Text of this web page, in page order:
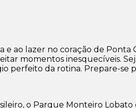
ao lazer no coração de Ponta
momentos inesquecíveis.
perfeito da rotina. Prepare-se
o Parque Monteiro